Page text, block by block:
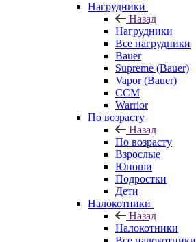
Нагрудники
Назад
Нагрудники
Все нагрудники
Bauer
Supreme (Bauer)
Vapor (Bauer)
CCM
Warrior
По возрасту
Назад
По возрасту
Взрослые
Юноши
Подростки
Дети
Налокотники
Назад
Налокотники